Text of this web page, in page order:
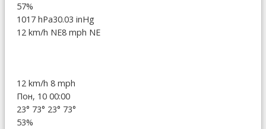
57%
1017 hPa30.03 inHg
12 km/h NE8 mph NE
12 km/h 8 mph
Пон, 10 00:00
23° 73° 23° 73°
53%